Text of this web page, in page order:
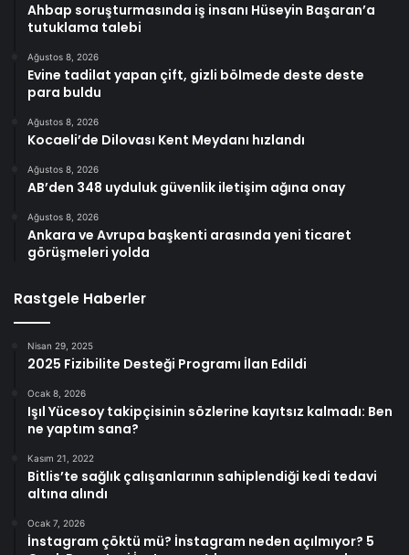
Ahbap soruşturmasında iş insanı Hüseyin Başaran’a
tutuklama talebi
Ağustos 8, 2026
Evine tadilat yapan çift, gizli bölmede deste deste
para buldu
Ağustos 8, 2026
Kocaeli’de Dilovası Kent Meydanı hızlandı
Ağustos 8, 2026
AB’den 348 uyduluk güvenlik iletişim ağına onay
Ağustos 8, 2026
Ankara ve Avrupa başkenti arasında yeni ticaret
görüşmeleri yolda
Rastgele Haberler
Nisan 29, 2025
2025 Fizibilite Desteği Programı İlan Edildi
Ocak 8, 2026
Işıl Yücesoy takipçisinin sözlerine kayıtsız kalmadı: Ben
ne yaptım sana?
Kasım 21, 2022
Bitlis’te sağlık çalışanlarının sahiplendiği kedi tedavi
altına alındı
Ocak 7, 2026
İnstagram çöktü mü? İnstagram neden açılmıyor? 5